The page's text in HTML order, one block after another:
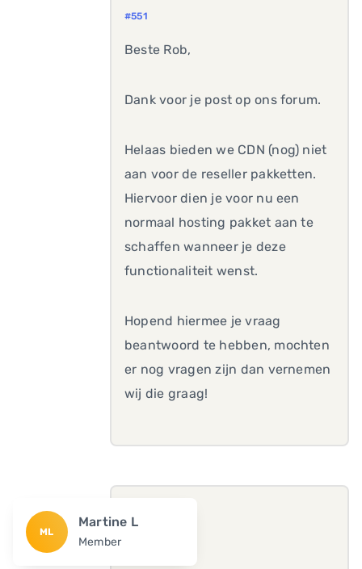
#551
Beste Rob,
Dank voor je post op ons forum.
Helaas bieden we CDN (nog) niet
aan voor de reseller pakketten.
Hiervoor dien je voor nu een
normaal hosting pakket aan te
schaffen wanneer je deze
functionaliteit wenst.
Hopend hiermee je vraag
beantwoord te hebben, mochten
er nog vragen zijn dan vernemen
wij die graag!
ML
Martine L
Member